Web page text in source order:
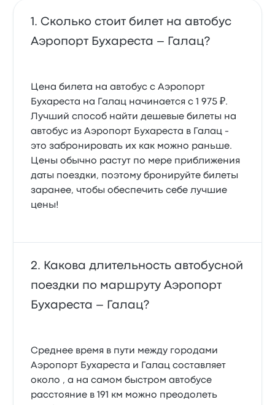
Сколько стоит билет на автобус
Аэропорт Бухареста – Галац?
Цена билета на автобус с Аэропорт
Бухареста на Галац начинается с 1 975 ₽.
Лучший способ найти дешевые билеты на
автобус из Аэропорт Бухареста в Галац -
это забронировать их как можно раньше.
Цены обычно растут по мере приближения
даты поездки, поэтому бронируйте билеты
заранее, чтобы обеспечить себе лучшие
цены!
Какова длительность автобусной
поездки по маршруту Аэропорт
Бухареста – Галац?
Среднее время в пути между городами
Аэропорт Бухареста и Галац составляет
около , а на самом быстром автобусе
расстояние в 191 км можно преодолеть